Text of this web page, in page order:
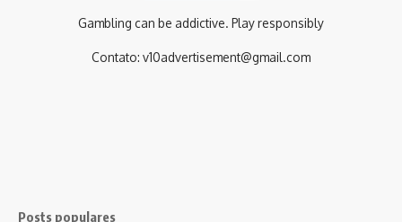
Gambling can be addictive. Play responsibly
Contato: v10advertisement@gmail.com
Posts populares